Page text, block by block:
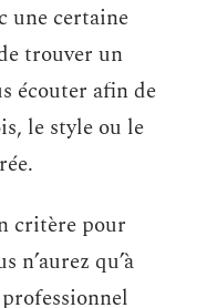
une certaine
trouver un
écouter afin de
le style ou le
critère pour
n’aurez qu’à